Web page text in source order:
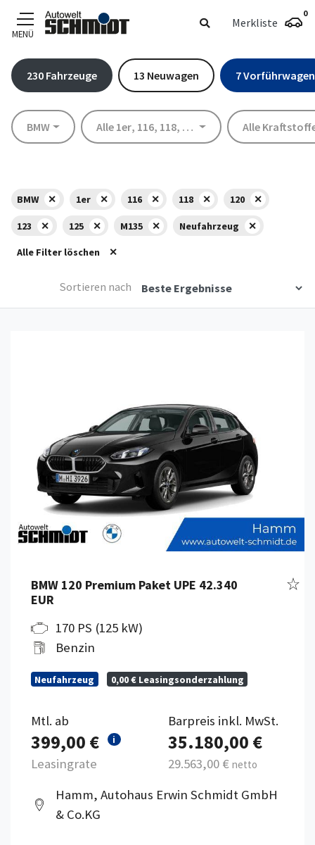
MENÜ
Merkliste
0
230 Fahrzeuge 13 Neuwagen 7Vorführwagen
MarkeBMW ModellAlle 1er, 116, 118, 120 ,123, 125,M135
Kraftstoff
Alle
BMW 1er 116 118 120
123 125 M135 Neufahrzeug
Alle Filter löschen
Sortieren nach
BMW 120 Premium Paket UPE 42.340
EUR
170 PS (125 kW)
Benzin
Neufahrzeug 0,00 € Leasingsonderzahlung
Mtl. ab
399,00 € i
Leasingrate
Barpreis inkl. MwSt.
35.180,00 €
29.563,00 € netto
Hamm, Autohaus Erwin Schmidt GmbH
& Co.KG